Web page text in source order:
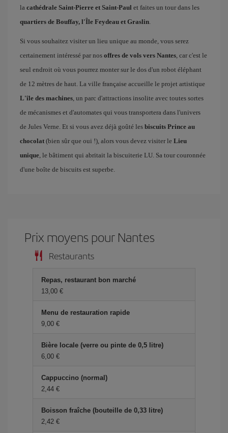
la cathédrale Saint-Pierre et Saint-Paul et faites un tour dans les
quartiers de Bouffay, l'Île Feydeau et Graslin.
Si vous souhaitez visiter un lieu unique au monde, vous serez
certainement intéressé par nos offres de vols vers Nantes, car c'est le
seul endroit où vous pourrez monter sur le dos d'un robot éléphant
de 12 mètres de haut. La ville française accueille le projet artistique
L'île des machines, un parc d'attractions insolite avec toutes sortes
de mécanismes et d'automates qui vous transportera dans l'univers
de Jules Verne. Et si vous avez déjà goûté les biscuits Prince au
chocolat (bien sûr que oui !), alors vous devez visiter le Lieu
unique, le bâtiment qui abritait la biscuiterie LU. Sa tour couronnée
d'une boîte de biscuits est superbe.
Prix ​​moyens pour Nantes
Restaurants
Repas, restaurant bon marché
13,00 €
Menu de restauration rapide
9,00 €
Bière locale (verre ou pinte de 0,5 litre)
6,00 €
Cappuccino (normal)
2,44 €
Boisson fraîche (bouteille de 0,33 litre)
2,42 €